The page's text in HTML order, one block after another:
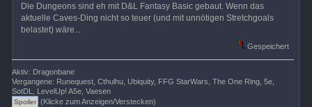
Die Dungeons sind eh mit D&L Fantasy Basic gebaut. Wenn das
aktuelle Caves-Ding nicht so teuer (und mit unnötigen Stretchgoals
belastet) wäre...
Gespeichert
Aktiv: Dragonbane
Vergangene: Runequest, Cthulhu, Ubiquity, FFG StarWars, The One Ring, 5e,
SotDL, LevelUp! A5e, Vaesen
(Klicke zum Anzeigen/Verstecken)